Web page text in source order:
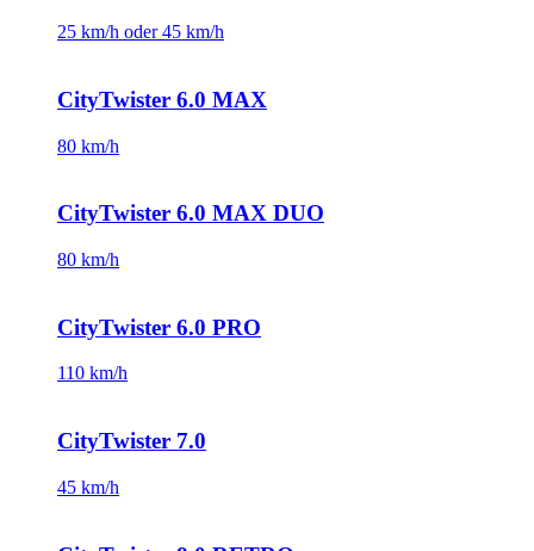
25 km/h oder 45 km/h
CityTwister 6.0 MAX
80 km/h
CityTwister 6.0 MAX DUO
80 km/h
CityTwister 6.0 PRO
110 km/h
CityTwister 7.0
45 km/h